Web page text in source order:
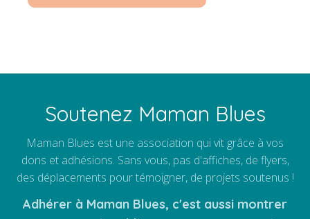
Soutenez Maman Blues
Maman Blues est une association qui vit grâce à vos
dons et adhésions. Sans vous, pas d'affiches, de flyers,
des déplacements pour témoigner, de projets soutenus !
Adhérer à Maman Blues, c'est aussi montrer